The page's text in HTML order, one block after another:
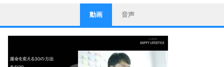
1
ストレス対策
他人と比べない。
いっそのこと、他人を見ない。
いらいらしない人になる30の方法
プラス思考
動画 音声